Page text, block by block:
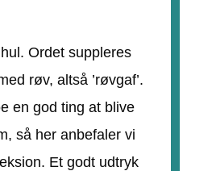
hul. Ordet suppleres
røv, altså ’røvgaf’.
en god ting at blive
så her anbefaler vi
Et godt udtryk